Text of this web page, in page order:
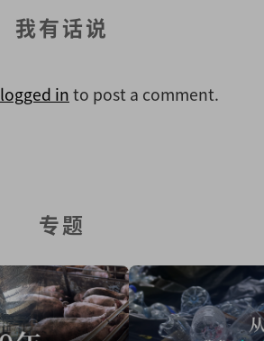
我有话说
logged in to post a comment.
专题